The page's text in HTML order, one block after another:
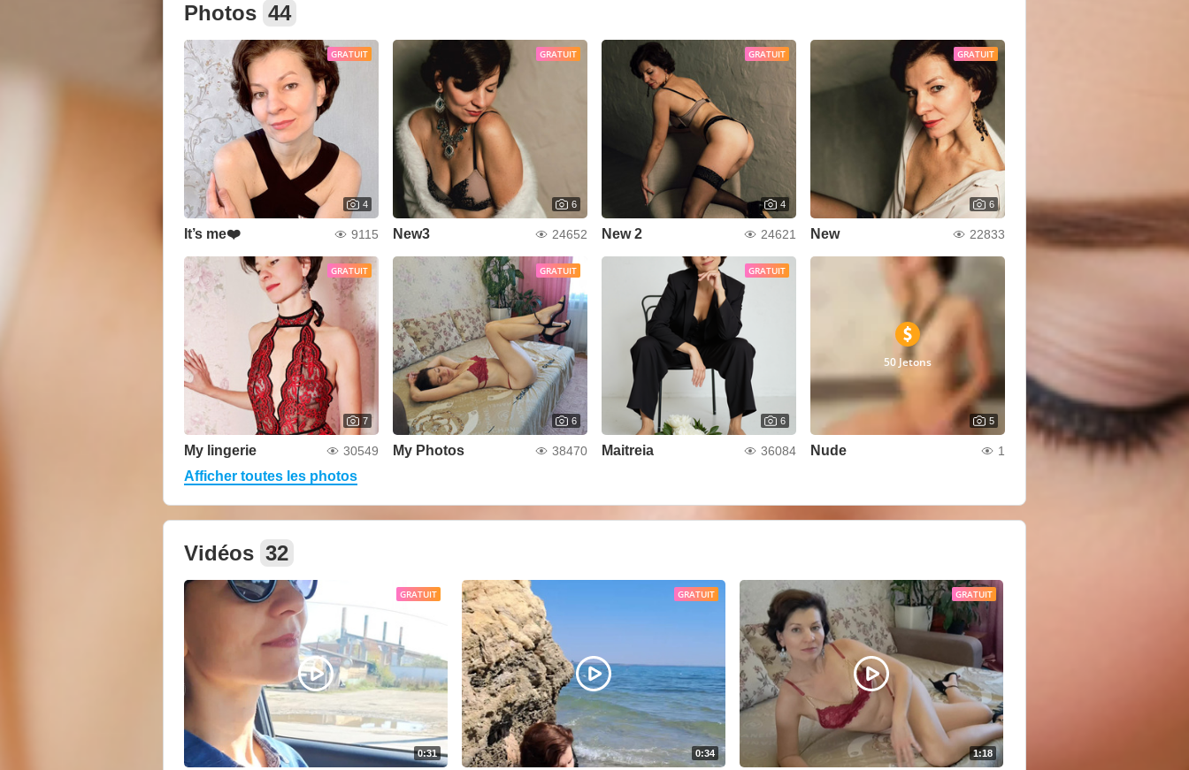
Photos 44
GRATUIT
4
It’s me❤️ 9115
GRATUIT
6
New3 24652
GRATUIT
4
New 2 24621
GRATUIT
6
New 22833
GRATUIT
7
My lingerie 30549
GRATUIT
6
My Photos 38470
GRATUIT
6
Maitreia 36084
50 Jetons
5
Nude 1
Afficher toutes les photos
Vidéos 32
GRATUIT
0:31
GRATUIT
0:34
GRATUIT
1:18